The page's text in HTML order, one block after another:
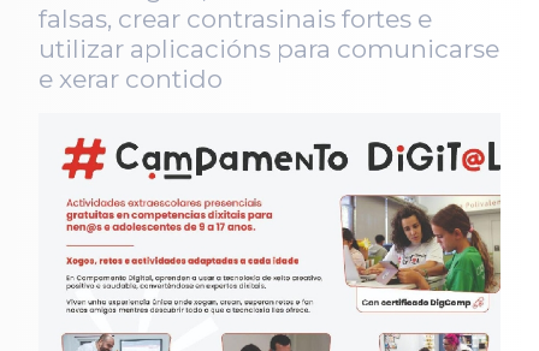
falsas, crear contrasinais fortes e
utilizar aplicacións para comunicarse
e xerar contido